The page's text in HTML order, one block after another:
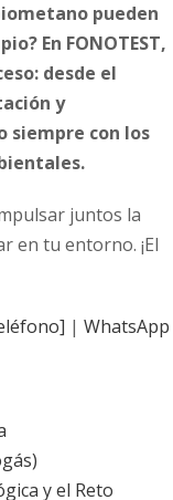
pueden
En FONOTEST,
desde el
y
siempre con los
juntos la
en tu entorno. ¡El
| WhatsApp
y el Reto